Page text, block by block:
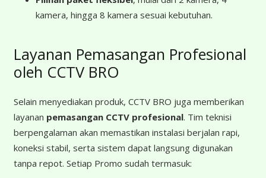
kamera, hingga 8 kamera sesuai kebutuhan.
Layanan Pemasangan Profesional
oleh CCTV BRO
Selain menyediakan produk, CCTV BRO juga memberikan
layanan pemasangan CCTV profesional. Tim teknisi
berpengalaman akan memastikan instalasi berjalan rapi,
koneksi stabil, serta sistem dapat langsung digunakan
tanpa repot. Setiap Promo sudah termasuk: